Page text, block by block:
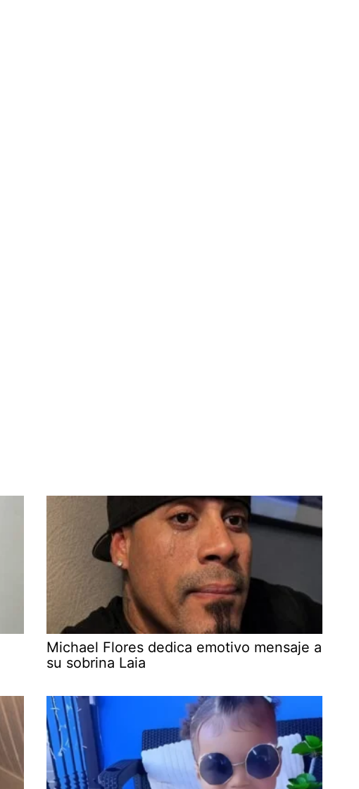
Michael Flores dedica emotivo mensaje a
su sobrina Laia